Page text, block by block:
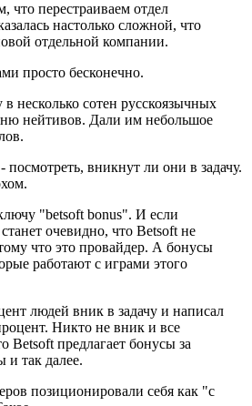
что перестраиваем отдел
настолько сложной, что
отдельной компании.
просто бесконечно.
несколько сотен русскоязычных
нейтивов. Дали им небольшое
посмотреть, вникнут ли они в задачу.
"betsoft bonus". И если
станет очевидно, что Betsoft не
что это провайдер. А бонусы
работают с играми этого
людей вник в задачу и написал
Никто не вник и все
Betsoft предлагает бонусы за
так далее.
позиционировали себя как "с